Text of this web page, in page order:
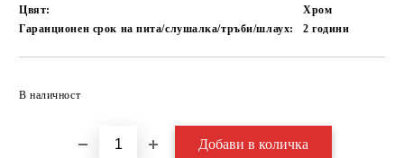
Цвят:
Хром
Гаранционен срок на пита/слушалка/тръби/шлаух:
2години
В наличност